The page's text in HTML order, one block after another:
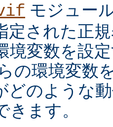
モジュー
定された正
境変数を設
の環境変数
どのような
ます。